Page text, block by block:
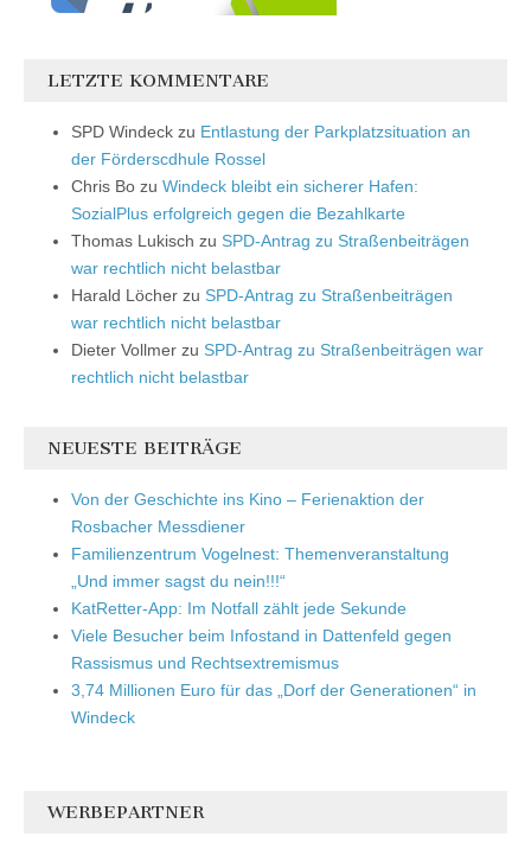
LETZTE KOMMENTARE
SPD Windeck zu Entlastung der Parkplatzsituation an
der Förderscdhule Rossel
Chris Bo zu Windeck bleibt ein sicherer Hafen:
SozialPlus erfolgreich gegen die Bezahlkarte
Thomas Lukisch zu SPD-Antrag zu Straßenbeiträgen
war rechtlich nicht belastbar
Harald Löcher zu SPD-Antrag zu Straßenbeiträgen
war rechtlich nicht belastbar
Dieter Vollmer zu SPD-Antrag zu Straßenbeiträgen war
rechtlich nicht belastbar
NEUESTE BEITRÄGE
Von der Geschichte ins Kino – Ferienaktion der
Rosbacher Messdiener
Familienzentrum Vogelnest: Themenveranstaltung
„Und immer sagst du nein!!!“
KatRetter-App: Im Notfall zählt jede Sekunde
Viele Besucher beim Infostand in Dattenfeld gegen
Rassismus und Rechtsextremismus
3,74 Millionen Euro für das „Dorf der Generationen“ in
Windeck
WERBEPARTNER